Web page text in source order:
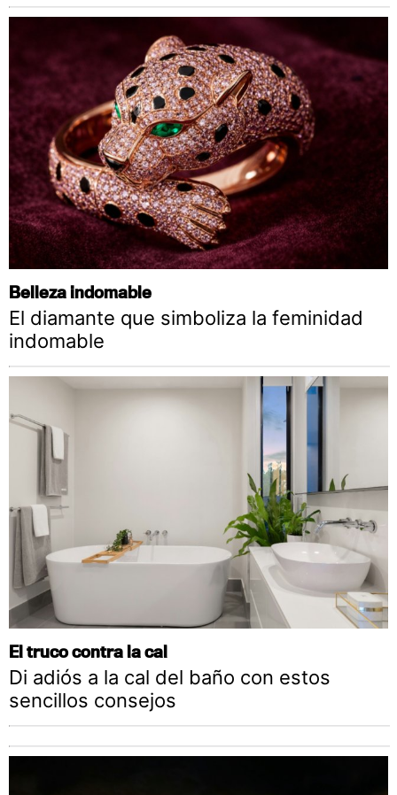
Belleza indomable
El diamante que simboliza la feminidad
indomable
El truco contra la cal
Di adiós a la cal del baño con estos
sencillos consejos